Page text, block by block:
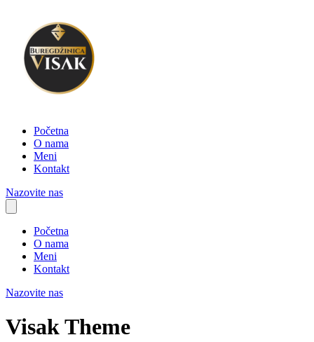
Početna
O nama
Meni
Kontakt
Nazovite nas
Početna
O nama
Meni
Kontakt
Nazovite nas
Visak Theme